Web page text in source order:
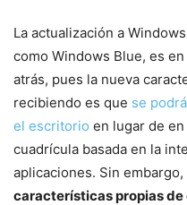
La actualización a
como Windows Blue, es
atrás, pues la nueva
recibiendo es que se
el escritorio en lugar de
cuadrícula basada en la
aplicaciones. Sin embargo,
características propias